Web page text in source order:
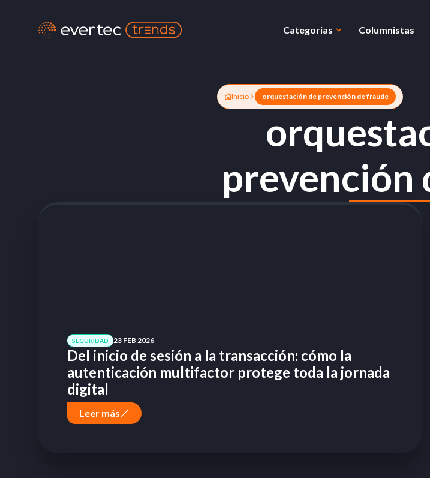
Categorias Columnistas
Inicio orquestación de prevención de fraude
prevención
SEGURIDAD 23 FEB 2026
Del inicio de sesión a la transacción: cómo la
autenticación multifactor protege toda la jornada
digital
Leer más